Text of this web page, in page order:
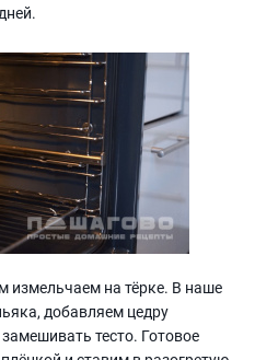
измельчаем на тёрке. В наше
добавляем цедру
тесто. Готовое